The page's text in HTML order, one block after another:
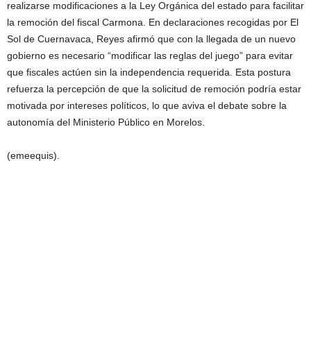
realizarse modificaciones a la Ley Orgánica del estado para facilitar
la remoción del fiscal Carmona. En declaraciones recogidas por El
Sol de Cuernavaca, Reyes afirmó que con la llegada de un nuevo
gobierno es necesario “modificar las reglas del juego” para evitar
que fiscales actúen sin la independencia requerida. Esta postura
refuerza la percepción de que la solicitud de remoción podría estar
motivada por intereses políticos, lo que aviva el debate sobre la
autonomía del Ministerio Público en Morelos.
(emeequis).